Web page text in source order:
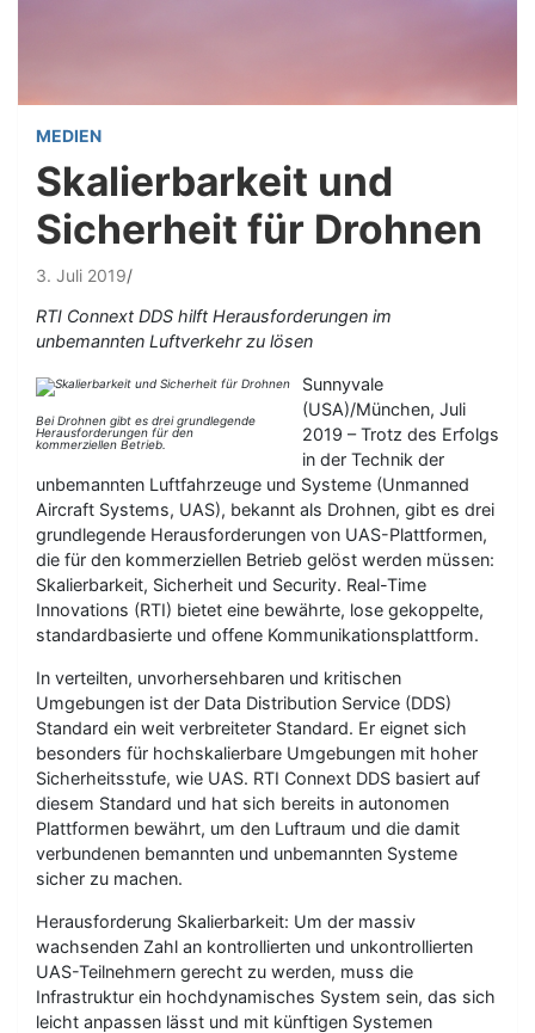
MEDIEN
Skalierbarkeit und
Sicherheit für Drohnen
3. Juli 2019
RTI Connext DDS hilft Herausforderungen im
unbemannten Luftverkehr zu lösen
Bei Drohnen gibt es drei grundlegende
Herausforderungen für den
kommerziellen Betrieb.
Sunnyvale
(USA)/München, Juli
2019 – Trotz des Erfolgs
in der Technik der
unbemannten Luftfahrzeuge und Systeme (Unmanned
Aircraft Systems, UAS), bekannt als Drohnen, gibt es drei
grundlegende Herausforderungen von UAS-Plattformen,
die für den kommerziellen Betrieb gelöst werden müssen:
Skalierbarkeit, Sicherheit und Security. Real-Time
Innovations (RTI) bietet eine bewährte, lose gekoppelte,
standardbasierte und offene Kommunikationsplattform.
In verteilten, unvorhersehbaren und kritischen
Umgebungen ist der Data Distribution Service (DDS)
Standard ein weit verbreiteter Standard. Er eignet sich
besonders für hochskalierbare Umgebungen mit hoher
Sicherheitsstufe, wie UAS. RTI Connext DDS basiert auf
diesem Standard und hat sich bereits in autonomen
Plattformen bewährt, um den Luftraum und die damit
verbundenen bemannten und unbemannten Systeme
sicher zu machen.
Herausforderung Skalierbarkeit: Um der massiv
wachsenden Zahl an kontrollierten und unkontrollierten
UAS-Teilnehmern gerecht zu werden, muss die
Infrastruktur ein hochdynamisches System sein, das sich
leicht anpassen lässt und mit künftigen Systemen